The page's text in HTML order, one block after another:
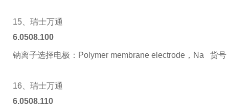
15、瑞士万通
6.0508.100
钠离子选择电极：Polymer membrane electrode，Na 货号
16、瑞士万通
6.0508.110